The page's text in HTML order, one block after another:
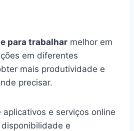
para trabalhar melhor em
em diferentes
mais produtividade e
precisar.
e serviços online
e